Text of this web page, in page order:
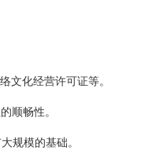
文化经营许可证等。
顺畅性。
规模的基础。